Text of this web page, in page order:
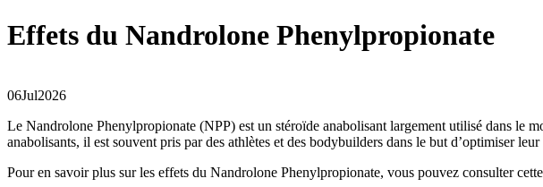
Effets du Nandrolone Phenylpropionate
06Jul2026
Le Nandrolone Phenylpropionate (NPP) est un stéroïde anabolisant largement utilisé dans le
anabolisants, il est souvent pris par des athlètes et des bodybuilders dans le but d’optimiser
Pour en savoir plus sur les effets du Nandrolone Phenylpropionate, vous pouvez consulter